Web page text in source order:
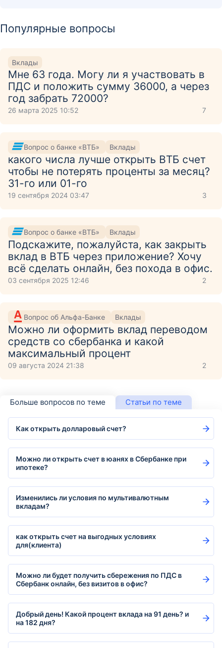
Популярные вопросы
Вклады
Мне 63 года. Могу ли я участвовать в
ПДС и положить сумму 36000, а через
год забрать 72000?
26 марта 2025 10:52 7
Вопрос о банке «ВТБ» Вклады
какого числа лучше открыть ВТБ счет
чтобы не потерять проценты за месяц?
31-го или 01-го
19 сентября 2024 03:47 3
Вопрос о банке «ВТБ» Вклады
Подскажите, пожалуйста, как закрыть
вклад в ВТБ через приложение? Хочу
всё сделать онлайн, без похода в офис.
03 сентября 2025 12:46 2
Вопрос об Альфа-Банке Вклады
Можно ли оформить вклад переводом
средств со сбербанка и какой
максимальный процент
09 августа 2024 21:38 2
Больше вопросов по теме Статьи по теме
Как открыть долларовый счет?
Можно ли открыть счет в юанях в Сбербанке при
ипотеке?
Изменились ли условия по мультивалютным
вкладам?
как открыть счет на выгодных условиях
для(клиента)
Можно ли будет получить сбережения по ПДС в
Сбербанк онлайн, без визитов в офис?
Добрый день! Какой процент вклада на 91 день? и
на 182 дня?